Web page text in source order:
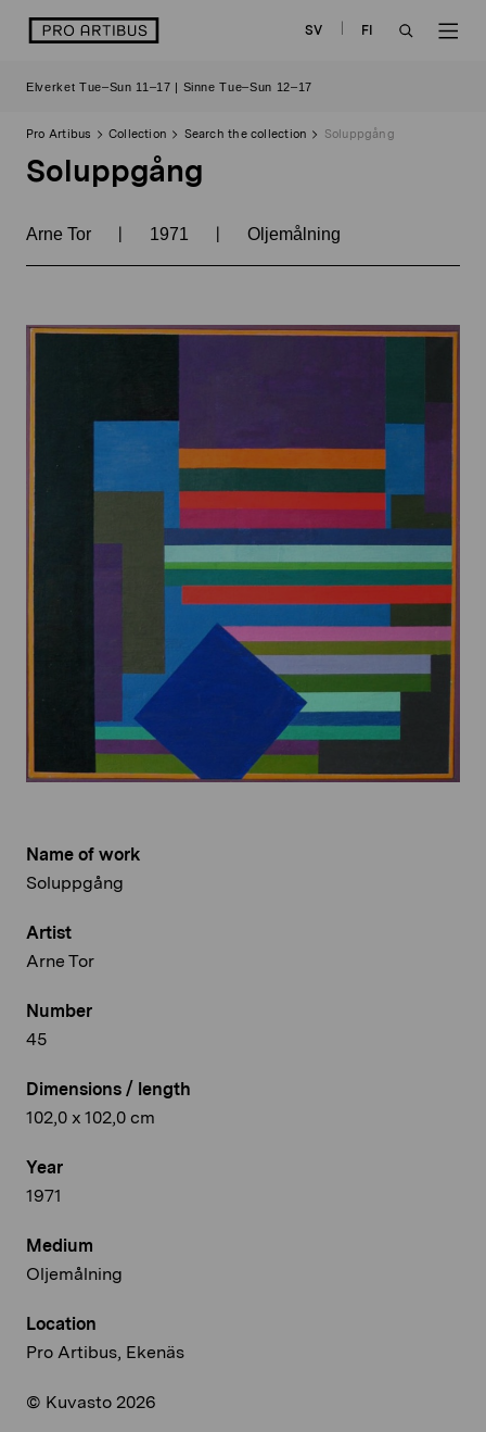
logo SV
FI
Elverket Tue–Sun 11–17 | Sinne Tue–Sun 12–17
Pro Artibus Collection Search the collection Soluppgång
Soluppgång
Arne Tor | 1971 | Oljemålning
Name of work
Soluppgång
Artist
Arne Tor
Number
45
Dimensions / length
102,0 x 102,0 cm
Year
1971
Medium
Oljemålning
Location
Pro Artibus, Ekenäs
© Kuvasto 2026